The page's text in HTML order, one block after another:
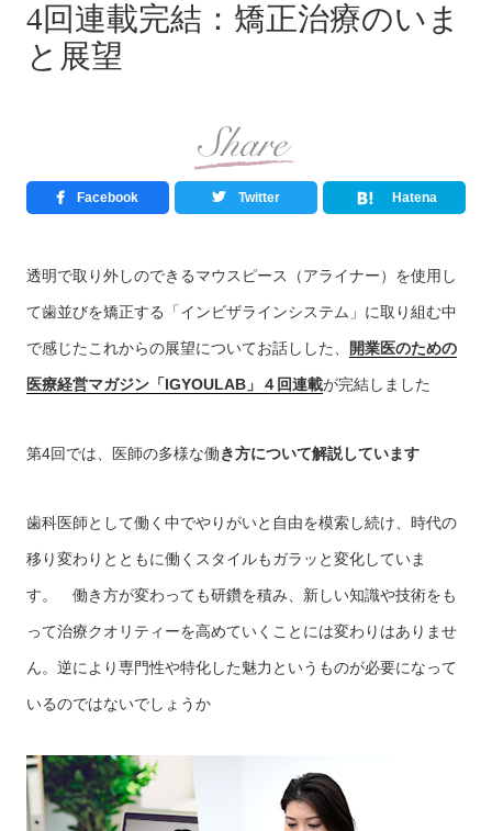
4回連載完結：矯正治療のいま
と展望
Facebook Twitter Hatena
透明で取り外しのできるマウスピース（アライナー）を使用し
て歯並びを矯正する「インビザラインシステム」に取り組む中
で感じたこれからの展望についてお話しした、 開業医のための
医療経営マガジン「IGYOULAB」４回連載が完結しました
第4回では、医師の多様な働き方について解説しています
歯科医師として働く中でやりがいと自由を模索し続け、時代の
移り変わりとともに働くスタイルもガラッと変化していま
す。 働き方が変わっても研鑽を積み、新しい知識や技術をも
って治療クオリティーを高めていくことには変わりはありませ
ん。逆により専門性や特化した魅力というものが必要になって
いるのではないでしょうか